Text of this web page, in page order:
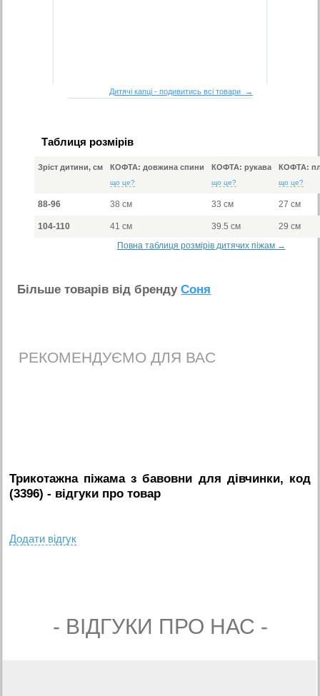
Дитячі капці - подивитись всі товари →
Таблиця розмірів
Зріст дитини, см КОФТА: довжина спини
що це?
КОФТА: рукава
що це?
КОФТА:
що це?
88-96 38 см 33 см 27 см
104-110 41 см 39.5 см
29 см
Повна таблиця розмірів дитячих піжам →
Бiльше товарiв вiд брендуСоня
РЕКОМЕНДУЄМО ДЛЯ ВАС
Трикотажна піжама з бавовни для дівчинки, код
(3396) - вiдгуки про товар
Додати вiдгук
- ВIДГУКИ ПРО НАС -